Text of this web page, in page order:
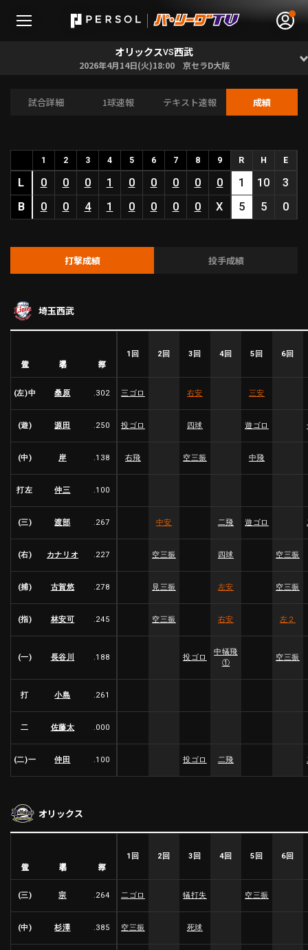
無料アカウント登録 ログイン
HOME
動画
日程･結果
順位表･成績
ファーム東地区
ファーム西地区
交流戦
選手名鑑トップ
北海道日本ハムファイターズ
東北楽天ゴールデンイーグルス
埼玉西武ライオンズ
千葉ロッテマリーンズ
オリックス・バファローズ
福岡ソフトバンクホークス
ニュース
設定
プライバシーポリシー
運営会社（別ウィンドウで開く） よくある質問
特定商取引法の表示 アルバイト募集 （別ウィンドウで開く
動画を検索（選手・チーム・プレー内容…）
オリックスVS西武
2026年4月14日(火)18:00 京セラD大阪
試合詳細 1球速報 テキスト速報 成績
1 2 3 4 5 6 7 8 9 R H E
L 0 0 0 1 0 0 0 0 0 1 10
3
B
0 0 4 1 0 0 0 0 X 5 5 0
打撃成績 投手成績
埼玉西武
1回 2回 3回 4回 5回 6回
(左)中 桑原 .302 三ゴロ 右安 三安
(遊) 源田 .250 投ゴロ 四球 遊ゴロ
(中) 岸 .138 右飛 空三振 中飛
打左 仲三 .100
(三) 渡部 .267 中安 二飛 遊ゴロ
(右) カナリオ .227 空三振 四球 空三振
(捕) 古賀悠 .278 見三振 左安 空三振
(指) 林安可 .245 空三振 右安 左２
(一) 長谷川 .188 投ゴロ
中犠飛
①
空三振
打 小島 .261
二 佐藤太 .000
(二)一 仲田 .100 投ゴロ 二飛
オリックス
1回 2回 3回 4回 5回 6回
(三) 宗 .264 二ゴロ 犠打失 空三振
(中) 杉澤 .385 空三振 死球